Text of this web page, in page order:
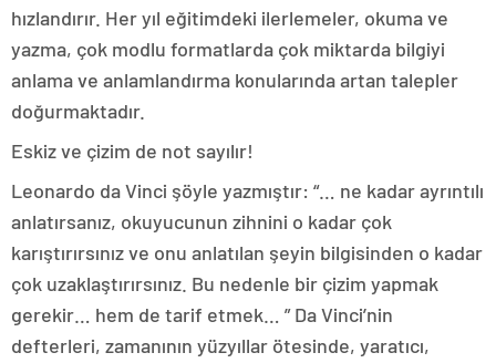
hızlandırır. Her yıl eğitimdeki ilerlemeler, okuma ve
yazma, çok modlu formatlarda çok miktarda bilgiyi
anlama ve anlamlandırma konularında artan talepler
doğurmaktadır.
Eskiz ve çizim de not sayılır!
Leonardo da Vinci şöyle yazmıştır: “… ne kadar ayrıntılı
anlatırsanız, okuyucunun zihnini o kadar çok
karıştırırsınız ve onu anlatılan şeyin bilgisinden o kadar
çok uzaklaştırırsınız. Bu nedenle bir çizim yapmak
gerekir… hem de tarif etmek… ” Da Vinci’nin
defterleri, zamanının yüzyıllar ötesinde, yaratıcı,